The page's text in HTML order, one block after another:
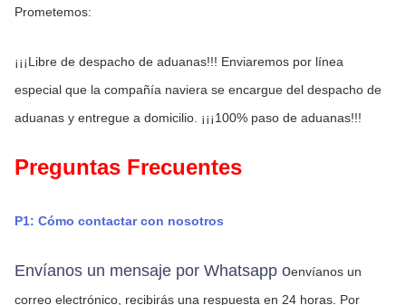
Prometemos:
¡¡¡Libre de despacho de aduanas!!! Enviaremos por línea
especial que la compañía naviera se encargue del despacho de
aduanas y entregue a domicilio. ¡¡¡100% paso de aduanas!!!
Preguntas Frecuentes
P1: Cómo contactar con nosotros
Envíanos un mensaje por Whatsapp oenvíanos un
correo electrónico, recibirás una respuesta en 24 horas. Por